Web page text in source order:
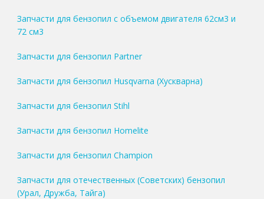
Запчасти для бензопил с объемом двигателя 62см3 и
72 см3
Запчасти для бензопил Partner
Запчасти для бензопил Husqvarna (Хускварна)
Запчасти для бензопил Stihl
Запчасти для бензопил Homelite
Запчасти для бензопил Champion
Запчасти для отечественных (Советских) бензопил
(Урал, Дружба, Тайга)